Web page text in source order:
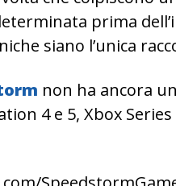
prima
siano l’unica
non ha ancora
4 e 5, Xbox